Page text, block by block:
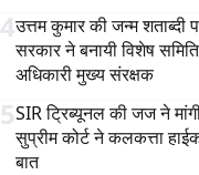
4उत्तम कुमार की जन्म शताब्दी
सरकार ने बनायी विशेष
अधिकारी मुख्य संरक्षक
5SIR ट्रिब्यूनल की जज ने
सुप्रीम कोर्ट ने कलकत्ता
बात